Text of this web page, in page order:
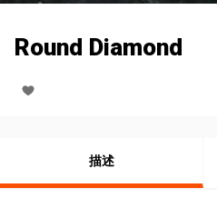
Round Diamond
描述